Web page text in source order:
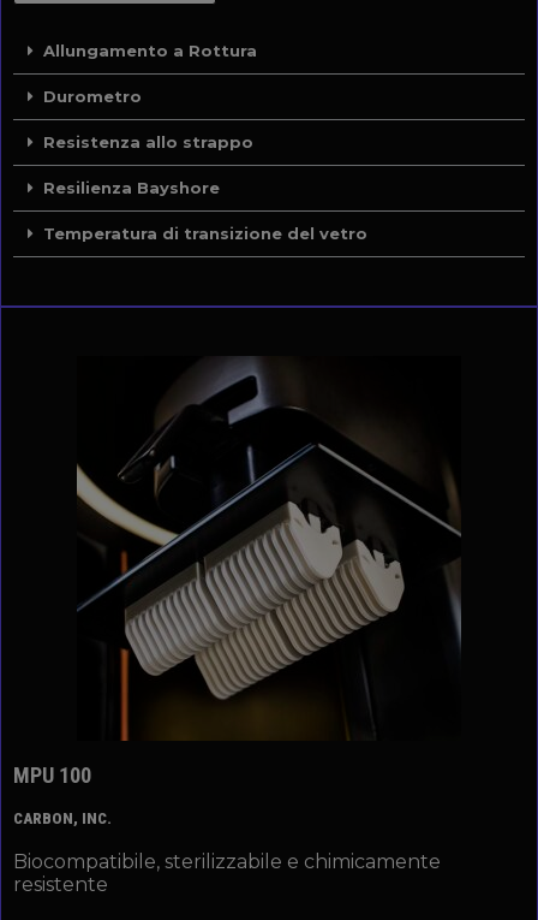
Allungamento a Rottura
Durometro
Resistenza allo strappo
Resilienza Bayshore
Temperatura di transizione del vetro
MPU 100
CARBON, INC.
Biocompatibile, sterilizzabile e chimicamente
resistente